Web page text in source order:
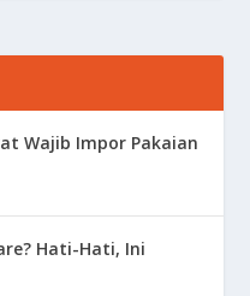
Wajib Impor Pakaian
Hati-Hati, Ini